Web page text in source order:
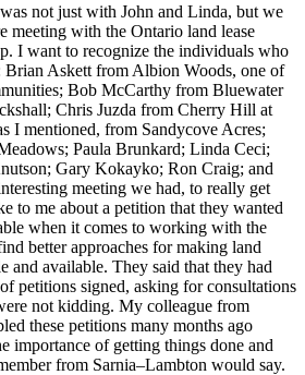
not just with John and Linda, but we
meeting with the Ontario land lease
I want to recognize the individuals who
Brian Askett from Albion Woods, one of
Bob McCarthy from Bluewater
Chris Juzda from Cherry Hill at
I mentioned, from Sandycove Acres;
Paula Brunkard; Linda Ceci;
Gary Kokayko; Ron Craig; and
meeting we had, to really get
to me about a petition that they wanted
when it comes to working with the
better approaches for making land
and available. They said that they had
petitions signed, asking for consultations
not kidding. My colleague from
these petitions many months ago
importance of getting things done and
from Sarnia–Lambton would say.